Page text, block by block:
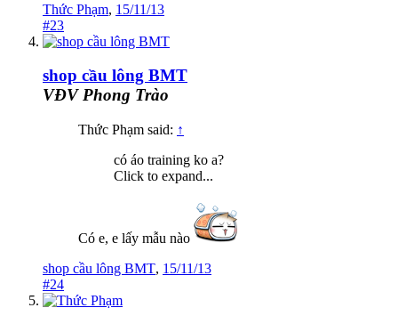
Thức Phạm, 15/11/13
#23
shop cầu lông BMT
VĐV Phong Trào
Thức Phạm said: ↑
có áo training ko a?
Click to expand...
Có e, e lấy mẫu nào
shop cầu lông BMT, 15/11/13
#24